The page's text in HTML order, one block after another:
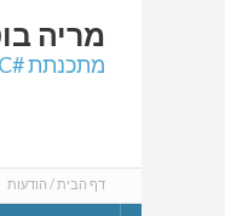
מריה
מתכנתת #C
דף הבית הודעות